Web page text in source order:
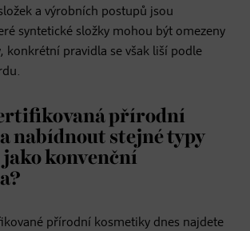
a výrobních postupů jsou
syntetické složky mohou být omezeny
konkrétní pravidla se však liší podle
přírodní
nabídnout stejné typy
konvenční
přírodní kosmetiky dnes najdete